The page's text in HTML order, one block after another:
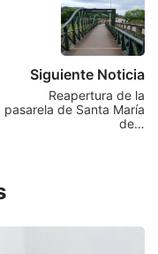
Siguiente Noticia
Reapertura de la
pasarela de Santa María
de…